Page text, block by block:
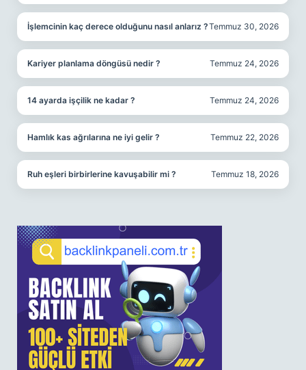
İşlemcinin kaç derece olduğunu nasıl anlarız ?Temmuz 30, 2026
Kariyer planlama döngüsü nedir ? Temmuz 24, 2026
14 ayarda işçilik ne kadar ? Temmuz 24, 2026
Hamlık kas ağrılarına ne iyi gelir ? Temmuz 22, 2026
Ruh eşleri birbirlerine kavuşabilir mi ? Temmuz 18, 2026